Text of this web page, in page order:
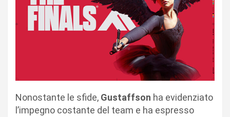
Nonostante le sfide, Gustaffson ha evidenziato
l’impegno costante del team e ha espresso